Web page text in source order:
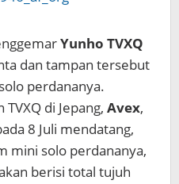
Yunho TVXQ
dan tampan tersebut
perdananya.
di Jepang, Avex,
8 Juli mendatang,
mini solo perdananya,
berisi total tujuh